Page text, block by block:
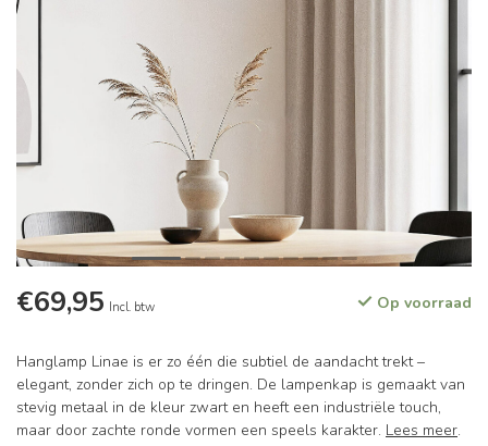
€69,95 Incl. btw Op voorraad
Hanglamp Linae is er zo één die subtiel de aandacht trekt –
elegant, zonder zich op te dringen. De lampenkap is gemaakt van
stevig metaal in de kleur zwart en heeft een industriële touch,
maar door zachte ronde vormen een speels karakter. Lees meer.